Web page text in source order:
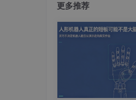
@
转载于:https://
更多推荐